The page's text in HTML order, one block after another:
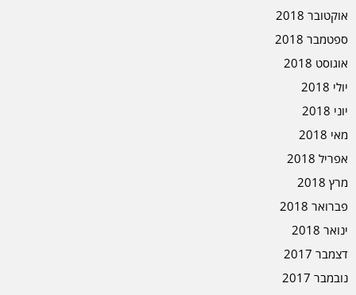
אוקטובר 2018
ספטמבר 2018
אוגוסט 2018
יולי 2018
יוני 2018
מאי 2018
אפריל 2018
מרץ 2018
פברואר 2018
ינואר 2018
דצמבר 2017
נובמבר 2017